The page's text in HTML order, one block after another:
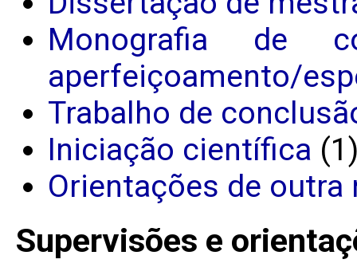
Monografia de
aperfeiçoamento/
Trabalho de
Iniciação científica
Orientações de outra
Supervisões e